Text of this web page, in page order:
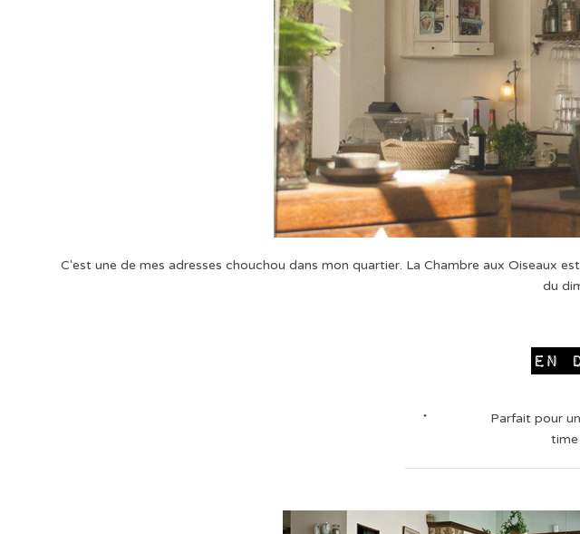
C'est une de mes adresses chouchou dans mon quartier. La Chambre aux Oiseaux
du
Parfait pour un
time